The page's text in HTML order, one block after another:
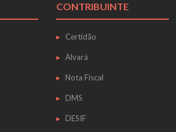
CONTRIBUINTE
Certidão
Alvará
Nota Fiscal
DMS
DESIF